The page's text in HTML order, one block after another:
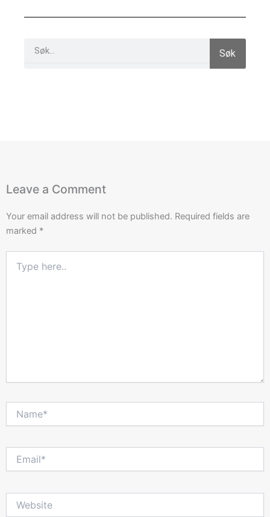
Søk
Leave a Comment
Your email address will not be published. Required fields are
marked *
here..